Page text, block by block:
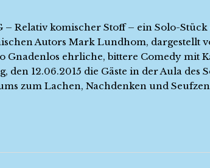
– Relativ komischer Stoff – ein Solo-Stück
Autors Mark Lundhom, dargestellt
Gnadenlos ehrliche, bittere Comedy mit
den 12.06.2015 die Gäste in der Aula des
zum Lachen, Nachdenken und